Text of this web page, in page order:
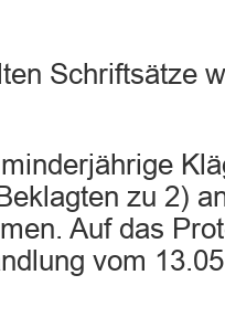
Schriftsätze
zu 2)
Auf das
vom